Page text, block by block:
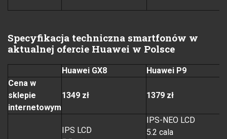
Specyfikacja techniczna smartfonów w
aktualnej ofercie Huawei w Polsce
Huawei GX8
Huawei P9
Cena w
sklepie
internetowym
1349 zł 1379 zł
IPS LCD
IPS-NEO LCD
5.2 cala